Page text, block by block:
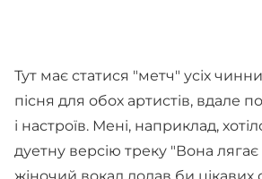
Тут має статися "метч" усіх
пісня для обох артистів, вдале
і настроїв. Мені, наприклад,
дуетну версію треку "Вона